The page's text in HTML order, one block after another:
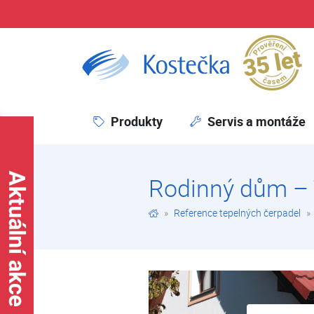
Produkty Servis a montáže
Rodinný dům
Reference tepelných čerpadel